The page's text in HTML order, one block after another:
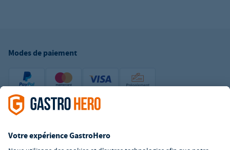
Modes de paiement
Boutique en ligne certifiée